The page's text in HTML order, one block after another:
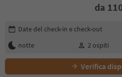
da
Modifica i dettagli della prenotazione
Date del check-in e check-out
notte
2 ospiti
Verifica